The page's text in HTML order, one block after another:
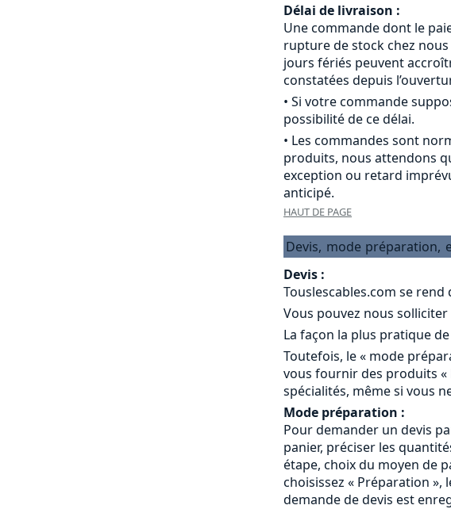
Délai de livraison :
Une commande dont le
rupture de stock chez
jours fériés peuvent
constatées depuis
• Si votre commande
possibilité de ce délai.
• Les commandes sont
produits, nous attendons
exception ou retard
anticipé.
HAUT DE PAGE
Devis, mode préparation,
Devis :
Touslescables.com se
Vous pouvez nous
La façon la plus pratique
Toutefois, le « mode
vous fournir des produits
spécialités, même si vous
Mode préparation :
Pour demander un devis
panier, préciser les
étape, choix du moyen de
choisissez « Préparation »,
demande de devis est